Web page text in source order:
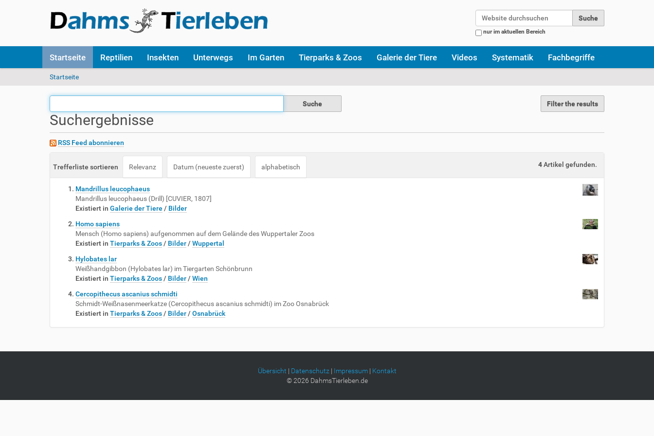
nur im aktuellen Bereich
k
Startseite Reptilien Insekten Unterwegs Im Garten Tierparks & Zoos Galerie der Tiere Videos Systematik Fachbegriffe
S
e
n
d
h
Startseite
Filter the results
Suchergebnisse
RSS Feed abonnieren
4Artikel gefunden.
Trefferliste sortieren Relevanz Datum (neueste zuerst) alphabetisch
Mandrillus leucophaeus
Mandrillus leucophaeus (Drill) [CUVIER, 1807]
Existiert in Galerie der Tiere / Bilder
Homo sapiens
Mensch (Homo sapiens) aufgenommen auf dem Gelände des Wuppertaler Zoos
Existiert in Tierparks & Zoos / Bilder / Wuppertal
Hylobates lar
Weißhandgibbon (Hylobates lar) im Tiergarten Schönbrunn
Existiert in Tierparks & Zoos / Bilder / Wien
Cercopithecus ascanius schmidti
Schmidt-Weißnasenmeerkatze (Cercopithecus ascanius schmidti) im Zoo Osnabrück
Existiert in Tierparks & Zoos / Bilder / Osnabrück
Übersicht | Datenschutz | Impressum| Kontakt
©2026 DahmsTierleben.de